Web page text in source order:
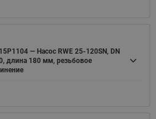
— Насос RWE 25-120SN, DN
длина 180 мм, резьбовое